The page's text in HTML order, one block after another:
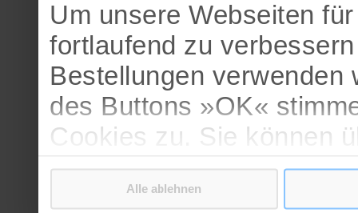
Um unsere Webseiten
fortlaufend zu
Bestellungen
des Buttons »OK«
Cookies zu. Sie können
verschiedenen Cookies
bestätigen.
Alle ablehnen